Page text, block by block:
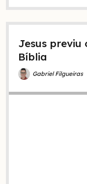
a
do
nos
versículos
12
Jesus previu
Bíblia
Gabriel Filgueiras